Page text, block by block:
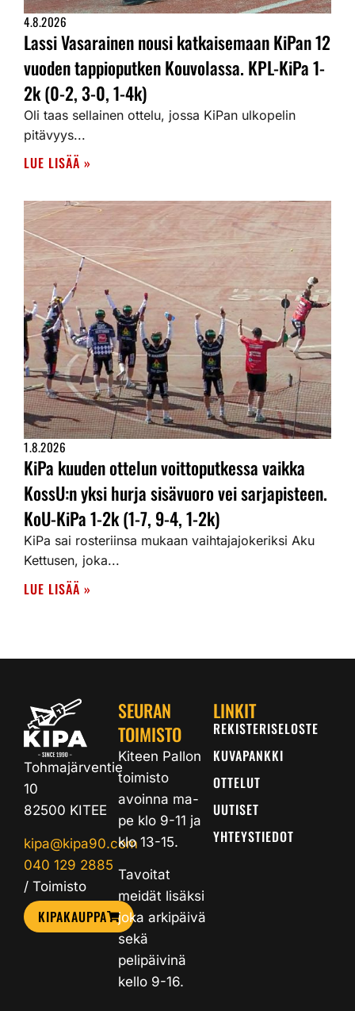
4.8.2026
Lassi Vasarainen nousi katkaisemaan KiPan 12
vuoden tappioputken Kouvolassa. KPL-KiPa 1-
2k (0-2, 3-0, 1-4k)
Oli taas sellainen ottelu, jossa KiPan ulkopelin
pitävyys...
LUE LISÄÄ »
1.8.2026
KiPa kuuden ottelun voittoputkessa vaikka
KossU:n yksi hurja sisävuoro vei sarjapisteen.
KoU-KiPa 1-2k (1-7, 9-4, 1-2k)
KiPa sai rosteriinsa mukaan vaihtajajokeriksi Aku
Kettusen, joka...
LUE LISÄÄ »
Tohmajärventie
10
82500 KITEE
kipa@kipa90.com
040 129 2885
/ Toimisto
KIPAKAUPPA
SEURAN
TOIMISTO
Kiteen Pallon
toimisto
avoinna ma-
pe klo 9-11 ja
klo 13-15.
Tavoitat
meidät lisäksi
joka arkipäivä
sekä
pelipäivinä
kello 9-16.
LINKIT
REKISTERISELOSTE
KUVAPANKKI
OTTELUT
UUTISET
YHTEYSTIEDOT